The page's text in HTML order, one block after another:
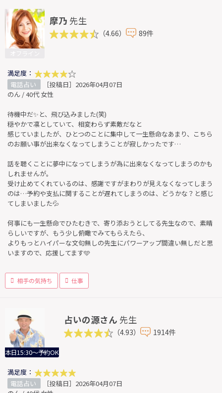
摩乃 先生
（4.66） 89件
満足度：
電話占い
［投稿日］2026年04月07日
のん / 40代 女性
待機中だ✨と、飛び込みました(笑)
穏やかで凛としていて、相変わらず素敵だなと
感じていましたが、ひとつのことに集中して一生懸命なあまり、こちら
のお願い事が出来なくなってしまうことが寂しかったです…
話を聴くことに夢中になってしまうが為に出来なくなってしまうのかも
しれませんが。
受け止めてくれているのは、感謝ですがまわりが見えなくなってしまう
のは…予約や支払に関することが遅れてしまうのは、どうかな？と感じ
てしまいました💦
何事にも一生懸命でひたむきで、寄り添おうとしてる先生なので、素晴
らしいですが、もう少し俯瞰でみてもらえたら、
よりもっとハイパーな文句無しの先生にパワーアップ間違い無しだと思
いますので、応援してます🩵
相手の気持ち 仕事
本日15:30～予約OK
占いの源さん 先生
（4.93） 1914件
満足度：
電話占い
［投稿日］2026年04月07日